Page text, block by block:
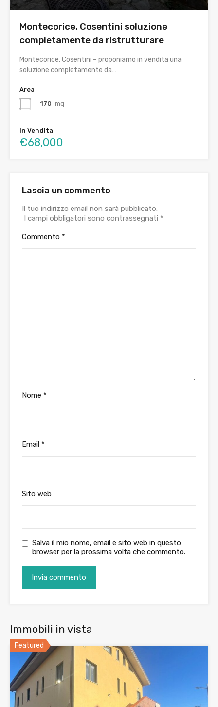
Montecorice, Cosentini soluzione
completamente da ristrutturare
Montecorice, Cosentini – proponiamo in vendita una
soluzione completamente da…
Area
170 mq
In Vendita
€68,000
Lascia un commento
Il tuo indirizzo email non sarà pubblicato.
I campi obbligatori sono contrassegnati *
Commento *
Nome *
Email *
Sito web
Salva il mio nome, email e sito web in questo
browser per la prossima volta che commento.
Immobili in vista
Featured